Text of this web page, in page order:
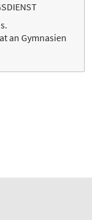
an Gymnasien